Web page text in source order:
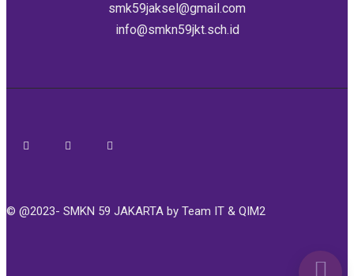
smk59jaksel@gmail.com
info@smkn59jkt.sch.id
© @2023- SMKN 59 JAKARTA by Team IT & QIM2